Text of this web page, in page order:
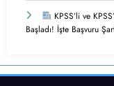
KPSS’li ve
Başladı! İşte Başvuru